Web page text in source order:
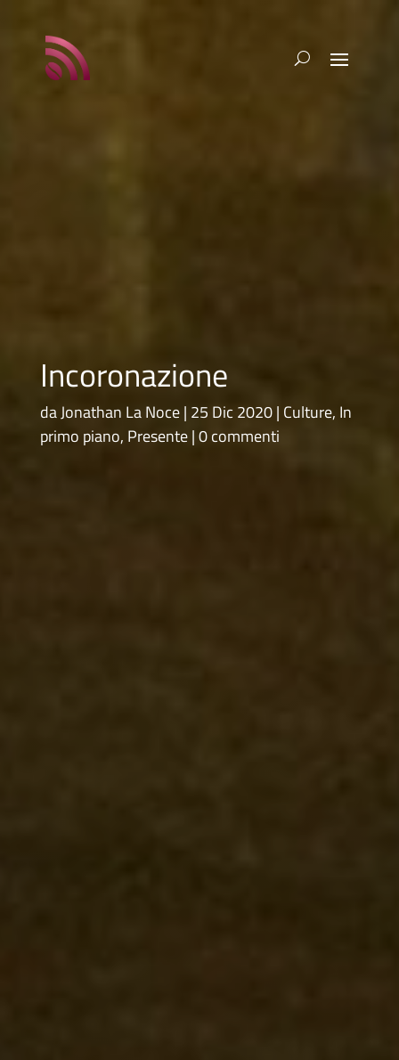
Incoronazione
daJonathan La Noce 25 Dic 2020 Culture, In
primo piano, Presente 0 commenti